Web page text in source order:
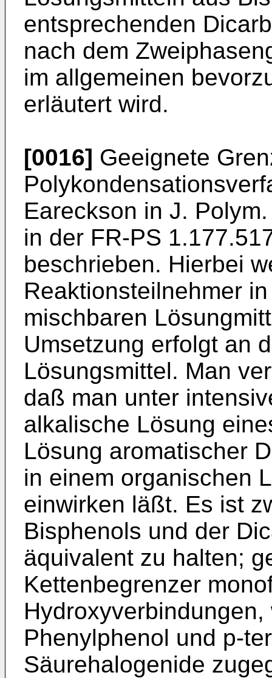
entsprechenden
nach dem
im allgemeinen
erläutert wird.
[0016] Geeignete
Eareckson in J.
in der FR-PS
beschrieben. Hierbei
Reaktionsteilnehmer
mischbaren
Umsetzung erfolgt an
Lösungsmittel. Man
daß man unter
alkalische Lösung
Lösung aromatischer
in einem organischen
einwirken läßt. Es ist
Bisphenols und der
äquivalent zu halten;
Kettenbegrenzer
Phenylphenol und p-
Säurehalogenide